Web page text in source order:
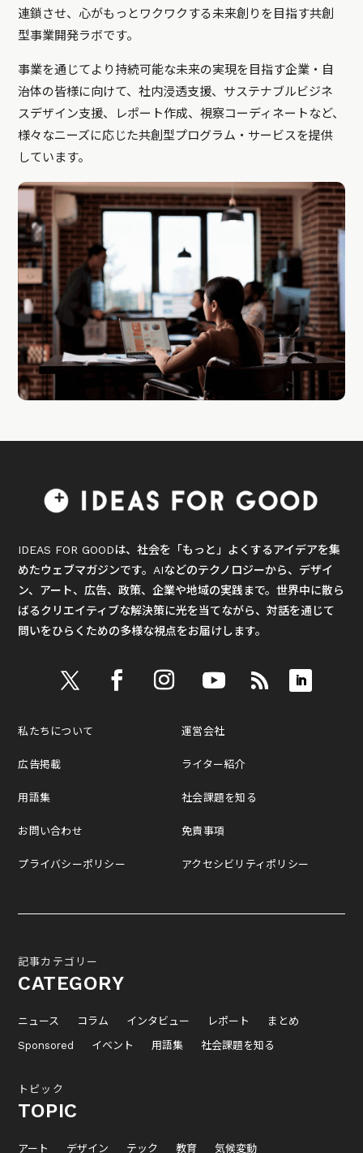
連鎖させ、心がもっとワクワクする未来創りを目指す共創
型事業開発ラボです。
事業を通じてより持続可能な未来の実現を目指す企業・自
治体の皆様に向けて、社内浸透支援、サステナブルビジネ
スデザイン支援、レポート作成、視察コーディネートなど、
様々なニーズに応じた共創型プログラム・サービスを提供
しています。
IDEAS FOR GOODは、社会を「もっと」よくするアイデアを集
めたウェブマガジンです。AIなどのテクノロジーから、デザイ
ン、アート、広告、政策、企業や地域の実践まで。世界中に散ら
ばるクリエイティブな解決策に光を当てながら、対話を通じて
問いをひらくための多様な視点をお届けします。
私たちについて
広告掲載
用語集
お問い合わせ
プライバシーポリシー
運営会社
ライター紹介
社会課題を知る
免責事項
アクセシビリティポリシー
記事カテゴリー
CATEGORY
ニュース コラム インタビュー レポート
まとめ
Sponsored
イベント 用語集 社会課題を知る
トピック
TOPIC
アート デザイン テック 教育 気候変動